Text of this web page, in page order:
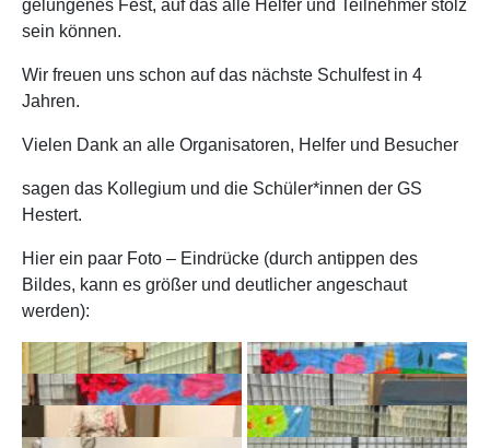
gelungenes Fest, auf das alle Helfer und Teilnehmer stolz
sein können.
Wir freuen uns schon auf das nächste Schulfest in 4
Jahren.
Vielen Dank an alle Organisatoren, Helfer und Besucher
sagen das Kollegium und die Schüler*innen der GS
Hestert.
Hier ein paar Foto – Eindrücke (durch antippen des
Bildes, kann es größer und deutlicher angeschaut
werden):